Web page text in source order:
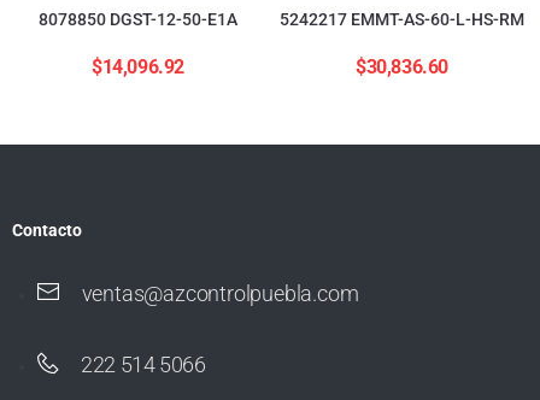
8078850 DGST-12-50-E1A
$14,096.92
5242217 EMMT-AS-60-L-HS-RM
$30,836.60
Contacto
ventas@azcontrolpuebla.com
222 514 5066